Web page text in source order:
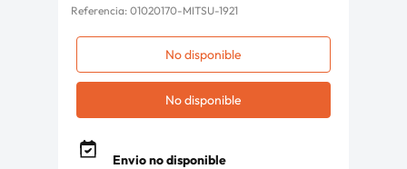
Referencia: 01020170-MITSU-1921
No disponible
No disponible
Envio no disponible